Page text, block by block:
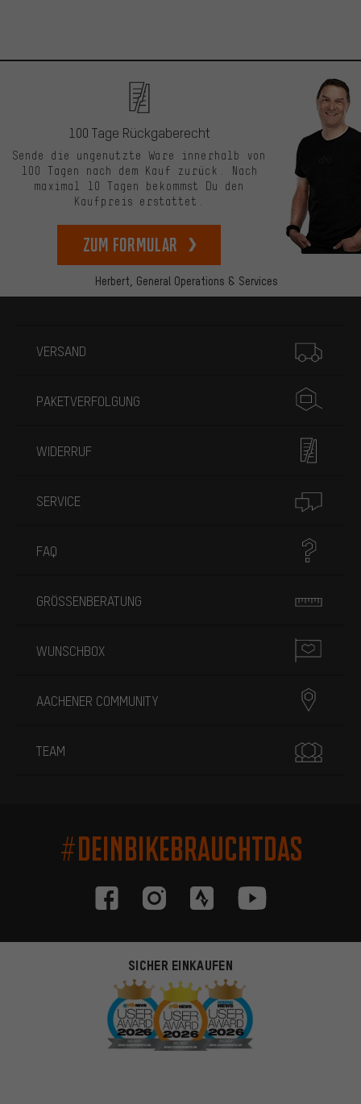
Herbert, General Operations & Services
100 Tage Rückgaberecht
Sende die ungenutzte Ware innerhalb von
100 Tagen nach dem Kauf zurück. Nach
maximal 10 Tagen bekommst Du den
Kaufpreis erstattet.
zum Formular
VERSAND
PAKETVERFOLGUNG
WIDERRUF
SERVICE
FAQ
GRÖSSENBERATUNG
WUNSCHBOX
AACHENER COMMUNITY
TEAM
#DEINBIKEBRAUCHTDAS
SICHER EINKAUFEN